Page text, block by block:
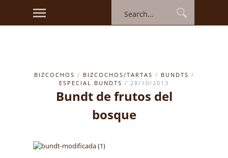
BIZCOCHOS / BIZCOCHOS/TARTAS / BUNDTS /
ESPECIAL BUNDTS / 28/10/2013
Bundt de frutos del
bosque